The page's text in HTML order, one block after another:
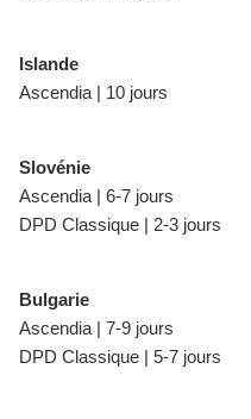
Islande
Ascendia | 10 jours
Slovénie
Ascendia | 6-7 jours
DPD Classique | 2-3 jours
Bulgarie
Ascendia | 7-9 jours
DPD Classique | 5-7 jours